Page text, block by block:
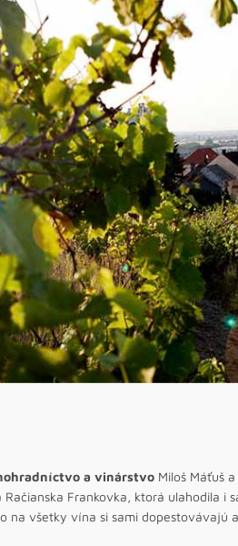
a vinárstvo Miloš Máťuš
Frankovka, ktorá ulahodila i
na všetky vína si sami dopestovávajú